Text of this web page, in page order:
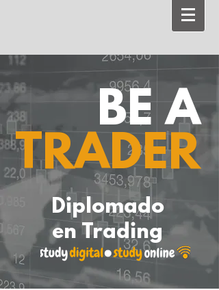
BE A
TRADER
Diplomado
en Trading